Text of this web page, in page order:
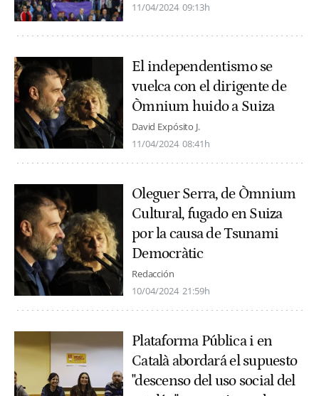
11/04/2024 09:13h
El independentismo se
vuelca con el dirigente de
Òmnium huido a Suiza
David Expósito J.
11/04/2024 08:41h
Oleguer Serra, de Òmnium
Cultural, fugado en Suiza
por la causa de Tsunami
Democràtic
Redacción
10/04/2024 21:59h
Plataforma Pública i en
Català abordará el supuesto
"descenso del uso social del